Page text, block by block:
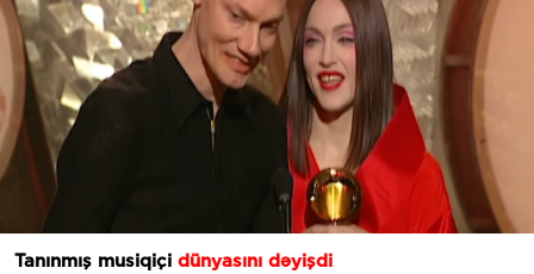
Tanınmış musiqiçi dünyasını dəyişdi